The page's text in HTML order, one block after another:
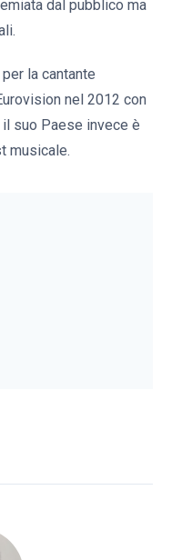
dal pubblico ma
la cantante
nel 2012 con
il suo Paese invece è
musicale.